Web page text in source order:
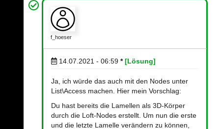
f_hoeser
14.07.2021 - 06:59 * [Lösung]
Ja, ich würde das auch mit den Nodes unter
List\Access machen. Hier mein Vorschlag:
Du hast bereits die Lamellen als 3D-Körper
durch die Loft-Nodes erstellt. Um nun die erste
und die letzte Lamelle verändern zu können,